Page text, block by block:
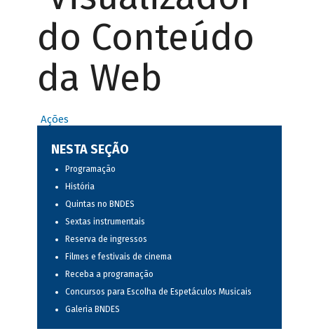
do Conteúdo
da Web
Ações
NESTA SEÇÃO
Programação
História
Quintas no BNDES
Sextas instrumentais
Reserva de ingressos
Filmes e festivais de cinema
Receba a programação
Concursos para Escolha de Espetáculos Musicais
Galeria BNDES